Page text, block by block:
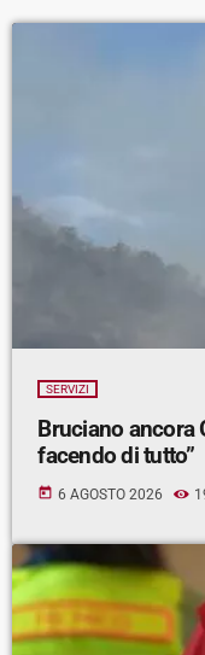
SERVIZI
Bruciano ancora
facendo di tutto”
today 6 AGOSTO 2026